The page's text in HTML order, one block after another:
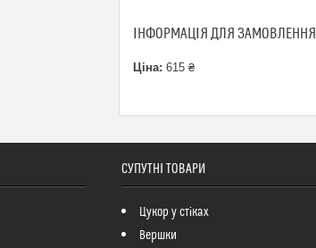
ІНФОРМАЦІЯ ДЛЯ ЗАМОВЛЕННЯ
Ціна: 615 ₴
СУПУТНІ ТОВАРИ
Цукор у стіках
Вершки